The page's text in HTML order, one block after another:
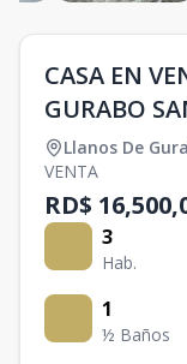
CASA EN
GURABO
Llanos De
VENTA
RD$
3
Hab.
1
½ Baños